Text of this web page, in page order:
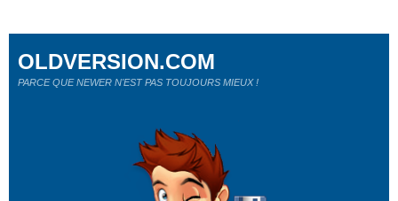
OLDVERSION.COM
PARCE QUE NEWER N'EST PAS TOUJOURS MIEUX !